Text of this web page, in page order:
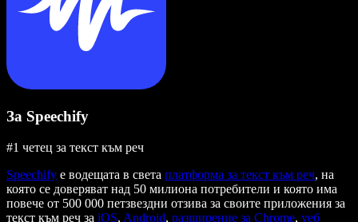
За Speechify
#1 четец за текст към реч
Speechify е водещата в света платформа за текст към реч, на
която се доверяват над 50 милиона потребители и която има
повече от 500 000 петзвездни отзива за своите приложения за
текст към реч за iOS, Android, разширение за Chrome, уеб